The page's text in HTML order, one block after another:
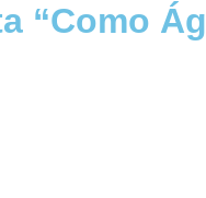
“Como